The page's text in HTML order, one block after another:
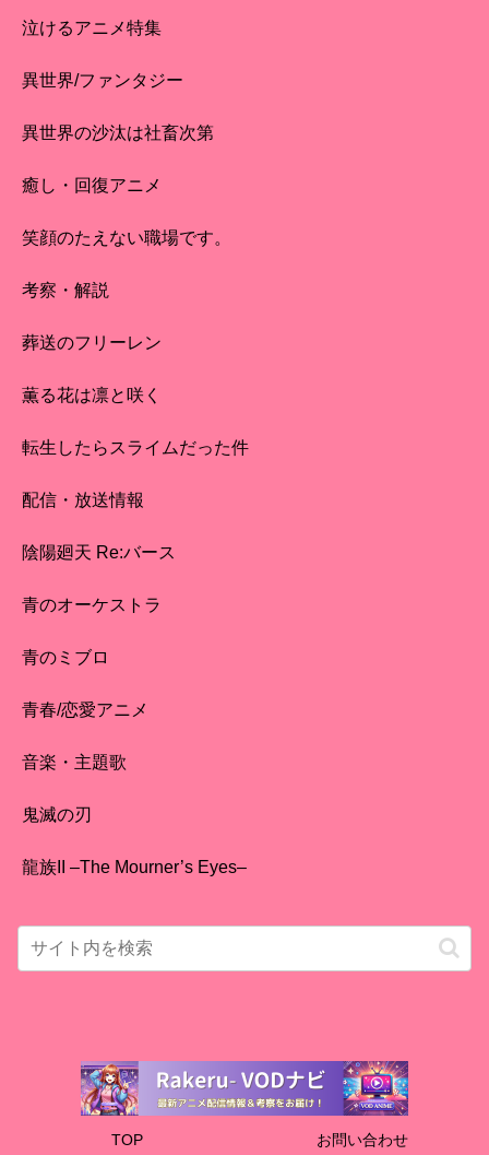
泣けるアニメ特集
異世界/ファンタジー
異世界の沙汰は社畜次第
癒し・回復アニメ
笑顔のたえない職場です。
考察・解説
葬送のフリーレン
薫る花は凛と咲く
転生したらスライムだった件
配信・放送情報
陰陽廻天 Re:バース
青のオーケストラ
青のミブロ
青春/恋愛アニメ
音楽・主題歌
鬼滅の刃
龍族II –The Mourner’s Eyes–
TOP お問い合わせ